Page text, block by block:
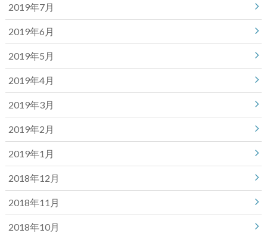
2019年7月
2019年6月
2019年5月
2019年4月
2019年3月
2019年2月
2019年1月
2018年12月
2018年11月
2018年10月